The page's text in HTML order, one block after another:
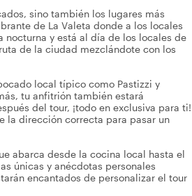
sino también los lugares más
de La Valeta donde a los locales
nocturna y está al día de los locales de
de la ciudad mezclándote con los
local típico como Pastizzi y
tu anfitrión también estará
del tour, ¡todo en exclusiva para ti!
la dirección correcta para pasar un
abarca desde la cocina local hasta el
únicas y anécdotas personales
encantados de personalizar el tour